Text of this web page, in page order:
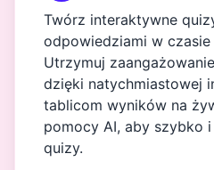
Twórz interaktywne
odpowiedziami w
Utrzymuj
dzięki natychmiastowej
tablicom wyników na
pomocy AI, aby szybko
quizy.